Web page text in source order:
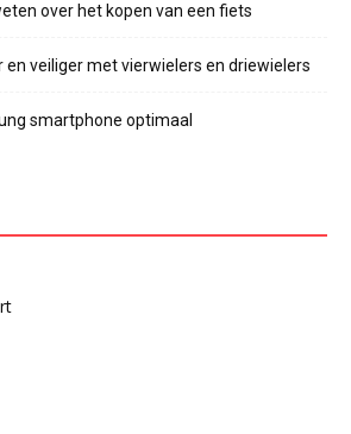
over het kopen van een fiets
en veiliger met vierwielers en driewielers
smartphone optimaal